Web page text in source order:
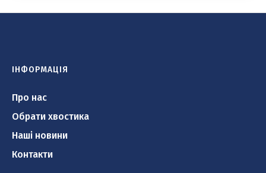
ІНФОРМАЦІЯ
Про нас
Обрати хвостика
Наші новини
Контакти